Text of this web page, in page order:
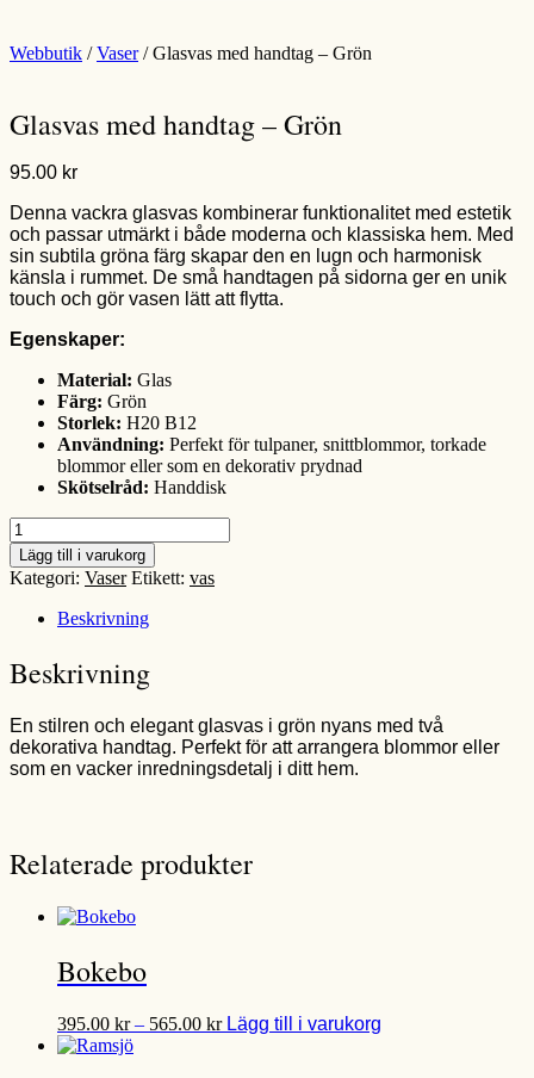
Webbutik /Vaser/ Glasvas med handtag – Grön
Glasvas med handtag – Grön
95.00 kr
Denna vackra glasvas kombinerar funktionalitet med estetik
och passar utmärkt i både moderna och klassiska hem. Med
sin subtila gröna färg skapar den en lugn och harmonisk
känsla i rummet. De små handtagen på sidorna ger en unik
touch och gör vasen lätt att flytta.
Egenskaper:
Material: Glas
Färg: Grön
Storlek: H20 B12
Användning: Perfekt för tulpaner, snittblommor, torkade
blommor eller som en dekorativ prydnad
Skötselråd: Handdisk
Lägg till i varukorg
Kategori: Vaser Etikett: vas
Beskrivning
Beskrivning
En stilren och elegant glasvas i grön nyans med två
dekorativa handtag. Perfekt för att arrangera blommor eller
som en vacker inredningsdetalj i ditt hem.
Relaterade produkter
Bokebo
395.00 kr – 565.00 kr Lägg till i varukorg